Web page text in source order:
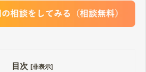
では、応募者に送る面接案内メール
の書き方と基本のマナー、未返信と
辞退を防ぐポイントについて解説し
目次 [非表示]